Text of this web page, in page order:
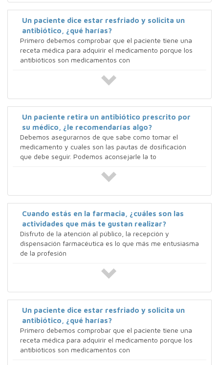
Un paciente dice estar resfriado y solicita un
antibiótico, ¿qué harías?
Primero debemos comprobar que el paciente tiene una
receta médica para adquirir el medicamento porque los
antibióticos son medicamentos con
Un paciente retira un antibiótico prescrito por
su médico, ¿le recomendarías algo?
Debemos asegurarnos de que sabe como tomar el
medicamento y cuales son las pautas de dosificación
que debe seguir. Podemos aconsejarle la to
Cuando estás en la farmacia, ¿cuáles son las
actividades que más te gustan realizar?
Disfruto de la atención al público, la recepción y
dispensación farmacéutica es lo que más me entusiasma
de la profesión
Un paciente dice estar resfriado y solicita un
antibiótico, ¿qué harías?
Primero debemos comprobar que el paciente tiene una
receta médica para adquirir el medicamento porque los
antibióticos son medicamentos con